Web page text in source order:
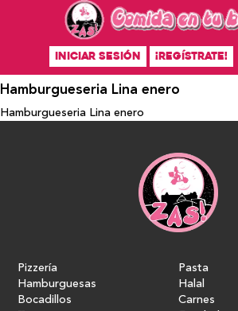
INICIAR SESIÓN ¡REGÍSTRATE!
Hamburgueseria Lina enero
Hamburgueseria Lina enero
Pizzería
Hamburguesas
Bocadillos
Pasta
Halal
Carnes